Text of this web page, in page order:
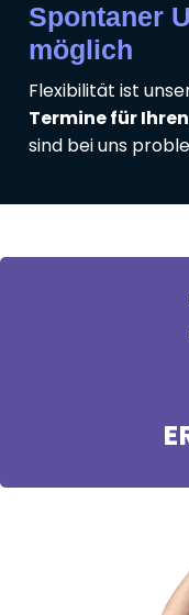
Spontaner
möglich
Flexibilität ist
Termine für
sind bei uns